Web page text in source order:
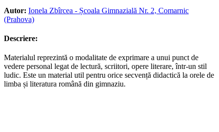
Autor: Ionela Zbîrcea - Școala Gimnazială Nr. 2, Comarnic
(Prahova)
Descriere:
Materialul reprezintă o modalitate de exprimare a unui punct de
vedere personal legat de lectură, scriitori, opere literare, într-un stil
ludic. Este un material util pentru orice secvență didactică la orele de
limba și literatura română din gimnaziu.